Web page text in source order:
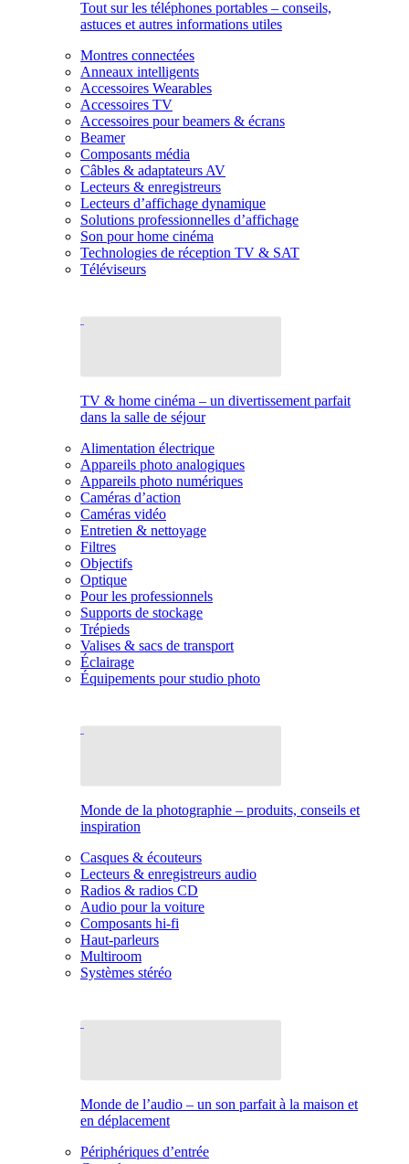
Tout sur les téléphones portables – conseils,
astuces et autres informations utiles
Montres connectées
Anneaux intelligents
Accessoires Wearables
Accessoires TV
Accessoires pour beamers & écrans
Beamer
Composants média
Câbles & adaptateurs AV
Lecteurs & enregistreurs
Lecteurs d’affichage dynamique
Solutions professionnelles d’affichage
Son pour home cinéma
Technologies de réception TV & SAT
Téléviseurs
TV & home cinéma – un divertissement parfait
dans la salle de séjour
Alimentation électrique
Appareils photo analogiques
Appareils photo numériques
Caméras d’action
Caméras vidéo
Entretien & nettoyage
Filtres
Objectifs
Optique
Pour les professionnels
Supports de stockage
Trépieds
Valises & sacs de transport
Éclairage
Équipements pour studio photo
Monde de la photographie – produits, conseils et
inspiration
Casques & écouteurs
Lecteurs & enregistreurs audio
Radios & radios CD
Audio pour la voiture
Composants hi-fi
Haut-parleurs
Multiroom
Systèmes stéréo
Monde de l’audio – un son parfait à la maison et
en déplacement
Périphériques d’entrée